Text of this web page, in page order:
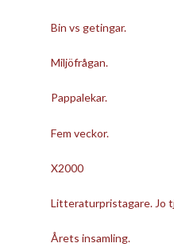
Bin vs getingar.
Miljöfrågan.
Pappalekar.
Fem veckor.
X2000
Litteraturpristagare. Jo
Årets insamling.